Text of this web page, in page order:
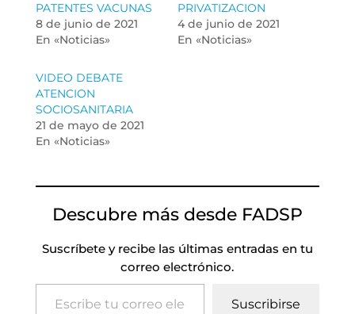
PATENTES VACUNAS
8 de junio de 2021
En «Noticias»
PRIVATIZACION
4 de junio de 2021
En «Noticias»
VIDEO DEBATE
ATENCION
SOCIOSANITARIA
21 de mayo de 2021
En «Noticias»
Descubre más desde FADSP
Suscríbete y recibe las últimas entradas en tu
correo electrónico.
Escribe tu correo electrónico…
Suscribirse